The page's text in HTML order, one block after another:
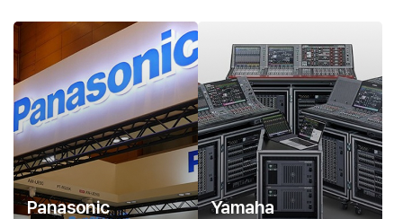
Panasonic Yamaha